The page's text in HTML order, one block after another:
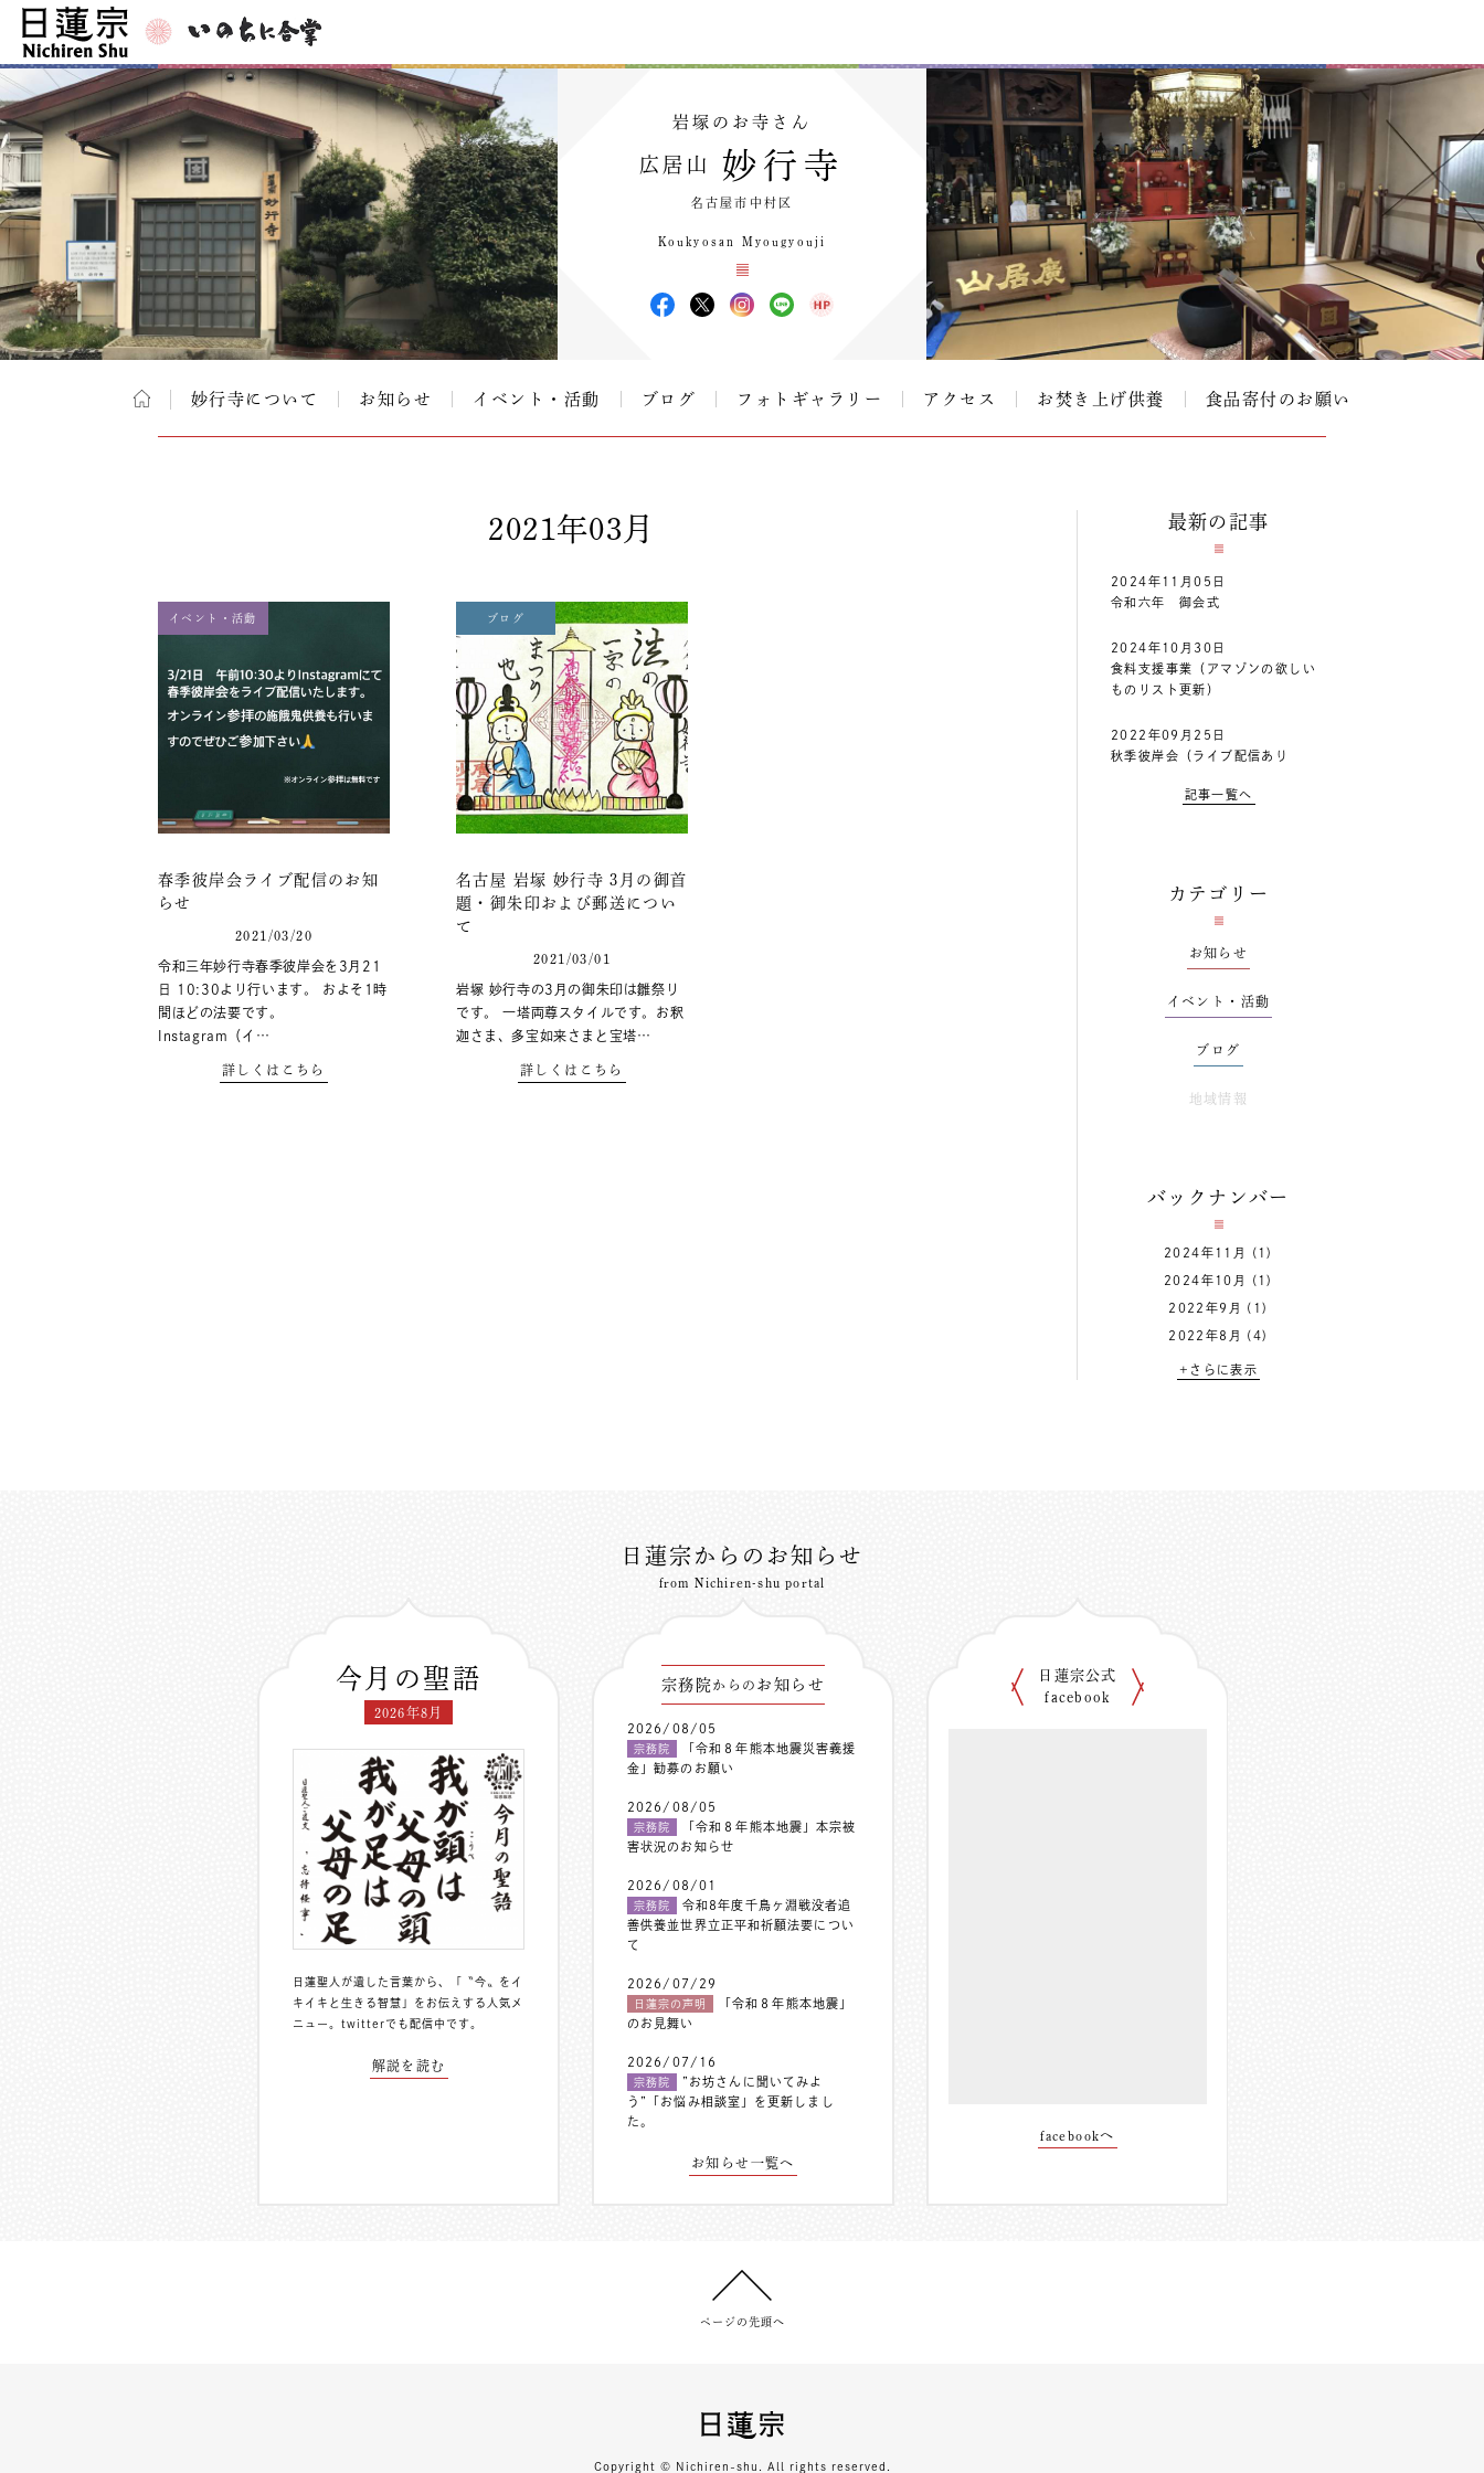
岩塚のお寺さん
広居山 妙行寺
名古屋市中村区
Koukyosan Myougyouji
妙行寺について お知らせ イベント・活動 ブログ フォトギャラリー アクセス お焚き上げ供養 食品寄付のお願い
2021年03月
イベント・活動
春季彼岸会ライブ配信のお知
らせ
2021/03/20
令和三年妙行寺春季彼岸会を3月21
日 10:30より行います。 およそ1時
間ほどの法要です。
Instagram（イ…
詳しくはこちら
ブログ
名古屋 岩塚 妙行寺 3月の御首
題・御朱印および郵送につい
て
2021/03/01
岩塚 妙行寺の3月の御朱印は雛祭り
です。 一塔両尊スタイルです。お釈
迦さま、多宝如来さまと宝塔…
詳しくはこちら
最新の記事
2024年11月05日
令和六年 御会式
2024年10月30日
食料支援事業（アマゾンの欲しい
ものリスト更新）
2022年09月25日
秋季彼岸会（ライブ配信あり
記事一覧へ
カテゴリー
お知らせ
イベント・活動
ブログ
地域情報
バックナンバー
2024年11月 (1)
2024年10月 (1)
2022年9月 (1)
2022年8月 (4)
+さらに表示
日蓮宗からのお知らせ
from Nichiren-shu portal
今月の聖語
2026年8月
日蓮聖人が遺した言葉から、「〝今〟をイ
キイキと生きる智慧」をお伝えする人気メ
ニュー。 twitterでも配信中 です。
解説を読む
宗務院からの お知らせ
2026/08/05
宗務院
「令和８年熊本地震災害義援
金」勧募のお願い
2026/08/05
宗務院
「令和８年熊本地震」本宗被
害状況のお知らせ
2026/08/01
宗務院
令和8年度千鳥ヶ淵戦没者追
善供養並世界立正平和祈願法要につい
て
2026/07/29
日蓮宗の声明
「令和８年熊本地震」
のお見舞い
2026/07/16
宗務院
”お坊さんに聞いてみよ
う”「お悩み相談室」を更新しまし
た。
お知らせ一覧へ
日蓮宗公式
facebook
facebookへ
ページの先頭へ
Copyright © Nichiren-shu. All rights reserved.